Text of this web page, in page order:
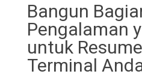
Bangun
Pengalaman
untuk
Terminal